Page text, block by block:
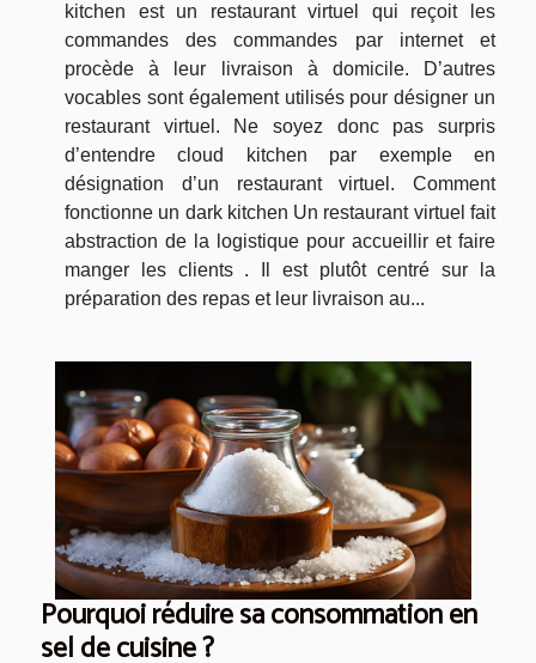
kitchen est un restaurant virtuel qui reçoit les
commandes des commandes par internet et
procède à leur livraison à domicile. D’autres
vocables sont également utilisés pour désigner un
restaurant virtuel. Ne soyez donc pas surpris
d’entendre cloud kitchen par exemple en
désignation d’un restaurant virtuel. Comment
fonctionne un dark kitchen Un restaurant virtuel fait
abstraction de la logistique pour accueillir et faire
manger les clients . Il est plutôt centré sur la
préparation des repas et leur livraison au...
Pourquoi réduire sa consommation en
sel de cuisine ?